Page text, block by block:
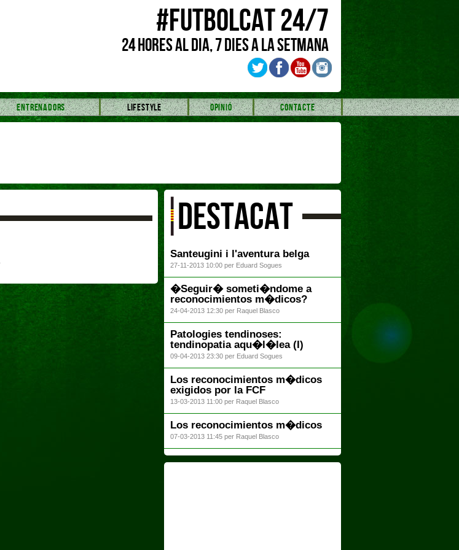
#FUTBOLCAT 24/7
24 HORES AL DIA, 7 DIES A LA SETMANA
ENTRENADORS LIFESTYLE OPINIÓ CONTACTE
DESTACAT
Santeugini i l'aventura belga
27-11-2013 10:00 per Eduard Sogues
�Seguir� someti�ndome a
reconocimientos m�dicos?
24-04-2013 12:30 per Raquel Blasco
Patologies tendinoses:
tendinopatia aqu�l�lea (I)
09-04-2013 23:30 per Eduard Sogues
Los reconocimientos m�dicos
exigidos por la FCF
13-03-2013 11:00 per Raquel Blasco
Los reconocimientos m�dicos
07-03-2013 11:45 per Raquel Blasco